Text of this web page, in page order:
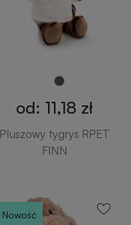
od: 11,18 zł
Pluszowy tygrys RPET
FINN
Nowość